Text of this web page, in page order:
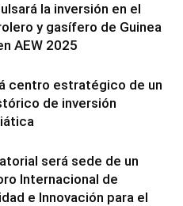
la inversión en el
y gasífero de Guinea
AEW 2025
centro estratégico de un
de inversión
será sede de un
Internacional de
e Innovación para el